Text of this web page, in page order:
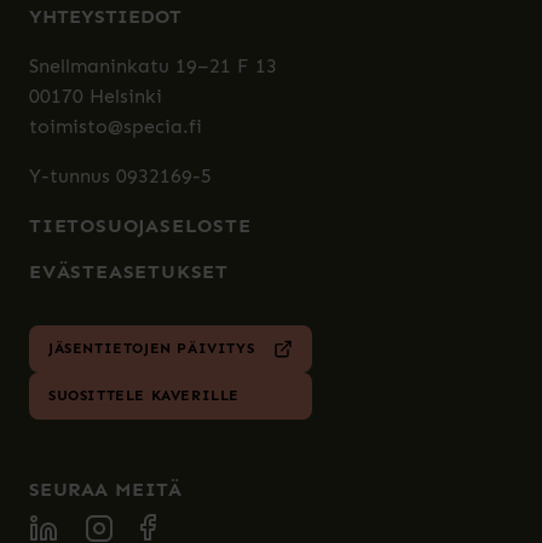
YHTEYSTIEDOT
Snellmaninkatu 19–21 F 13
00170 Helsinki
toimisto@specia.fi
Y-tunnus 0932169-5
TIETOSUOJASELOSTE
EVÄSTEASETUKSET
JÄSENTIETOJEN PÄIVITYS
SUOSITTELE KAVERILLE
SEURAA MEITÄ
SPECIA LINKEDIN
SPECIA INSTAGRAM
SPECIA FACEBOOK